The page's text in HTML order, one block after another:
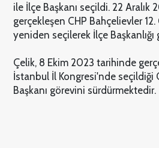
ile İlçe Başkanı seçildi. 22 Aralık
gerçekleşen CHP Bahçelievler
yeniden seçilerek İlçe
Çelik, 8 Ekim 2023 tarihinde
İstanbul İl Kongresi'nde seçildiği
Başkanı görevini sürdürmektedir.